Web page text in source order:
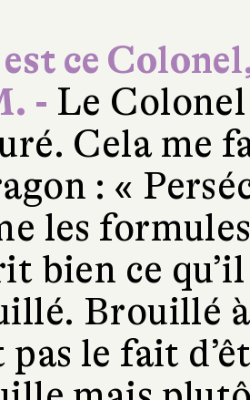
ce
- Le
Cela me
: «
les
bien ce
Brouillé à
pas le fait